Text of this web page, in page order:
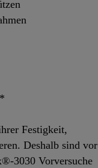
Festigkeit,
Deshalb sind vor
3030 Vorversuche